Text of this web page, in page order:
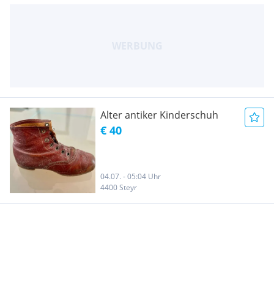
Alter antiker Kinderschuh
€ 40
04.07. - 05:04 Uhr
4400 Steyr